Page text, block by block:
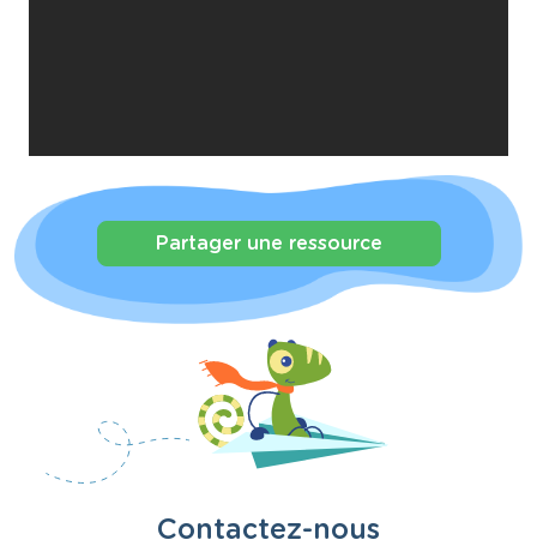
Partager une ressource
Contactez-nous